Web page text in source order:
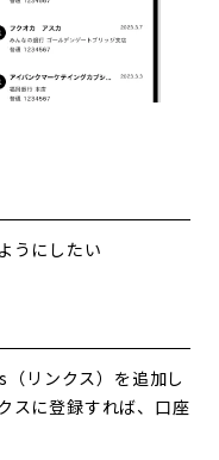
うにしたい
リンクス）を追加し
スに登録すれば、口座